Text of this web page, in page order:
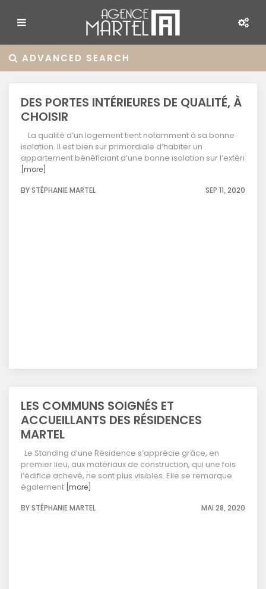
ADVANCED SEARCH
DES PORTES INTÉRIEURES DE QUALITÉ, À
CHOISIR
La qualité d’un logement tient notamment à sa bonne
isolation. Il est bien sur primordiale d’habiter un
appartement bénéficiant d’une bonne isolation sur l’extéri
[more]
BY STÉPHANIE MARTEL SEP 11, 2020
LES COMMUNS SOIGNÉS ET
ACCUEILLANTS DES RÉSIDENCES
MARTEL
Le Standing d’une Résidence s’apprécie grâce, en
premier lieu, aux matériaux de construction, qui une fois
l’édifice achevé, ne sont plus visibles. Elle se remarque
également [more]
BY STÉPHANIE MARTEL MAI 28, 2020